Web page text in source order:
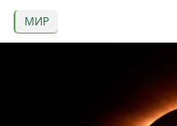
МИР